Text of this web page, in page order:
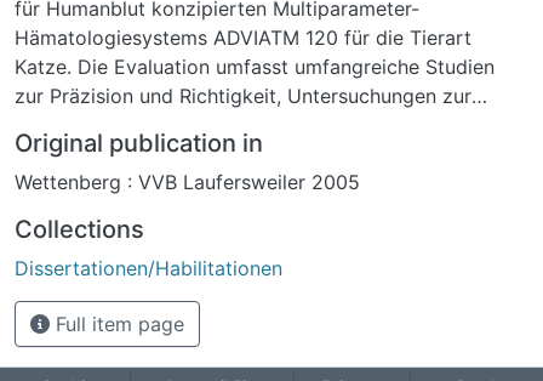
für Humanblut konzipierten Multiparameter-
Hämatologiesystems ADVIATM 120 für die Tierart
Katze. Die Evaluation umfasst umfangreiche Studien
zur Präzision und Richtigkeit, Untersuchungen zur
Abhängigkeit von der Lagerungstemperatur und
Antikoagulanzienvergleiche. Besondere
Blutzelldifferenzierung der Katze gewidmet. Die
Evaluation mündet in der Markteinführung der Multi-
Species-Software Version 1.1.07-MS (derzeit aktuelle
Version 1.1.08-MS).
Original publication in
Wettenberg : VVB Laufersweiler 2005
Collections
Dissertationen/Habilitationen
Full item page